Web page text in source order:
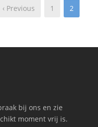
‹ Previous 1 2
bij ons en zie
moment vrij is.